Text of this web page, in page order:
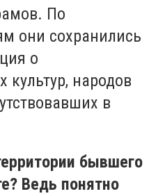
По
они сохранились
о
культур, народов
в
бывшего
Ведь понятно